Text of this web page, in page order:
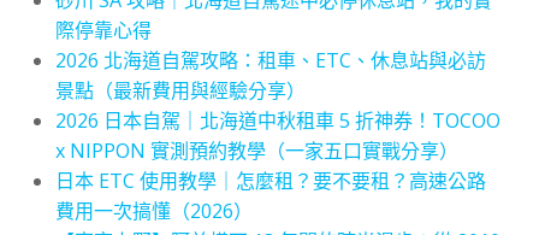
際停靠心得
2026 北海道自駕攻略：租車、ETC、休息站與必訪
景點（最新費用與經驗分享）
2026 日本自駕｜北海道中秋租車 5 折神券！TOCOO
x NIPPON 實測預約教學（一家五口實戰分享）
日本 ETC 使用教學｜怎麼租？要不要租？高速公路
費用一次搞懂（2026）